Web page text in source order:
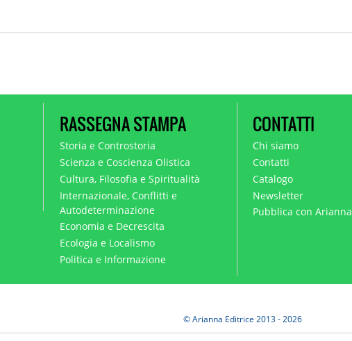
RASSEGNA STAMPA
Storia e Controstoria
Scienza e Coscienza Olistica
Cultura, Filosofia e Spiritualità
Internazionale, Conflitti e
Autodeterminazione
Economia e Decrescita
Ecologia e Localismo
Politica e Informazione
CONTATTI
Chi siamo
Contatti
Catalogo
Newsletter
Pubblica con Arianna
© Arianna Editrice 2013 - 2026